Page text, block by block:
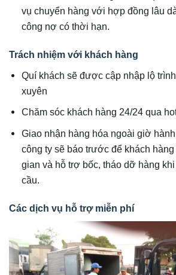
vụ chuyển hàng với hợp đồng lâu
công nợ có thời hạn.
Trách nhiệm với khách hàng
Quí khách sẽ được cập nhập lộ
xuyên
Chăm sóc khách hàng 24/24 qua
Giao nhận hàng hóa ngoài giờ
công ty sẽ báo trước để khách
gian và hỗ trợ bốc, tháo dỡ hàng
cầu.
Các dịch vụ hỗ trợ miễn phí